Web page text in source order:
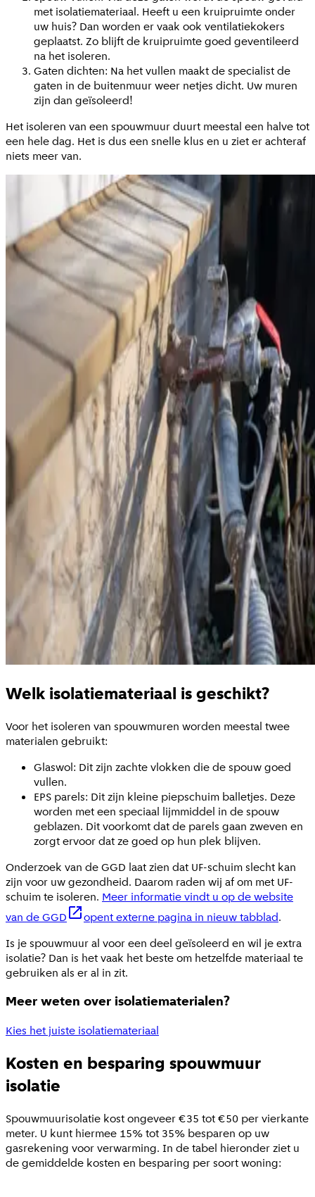
met isolatiemateriaal. Heeft u een kruipruimte onder
uw huis? Dan worden er vaak ook ventilatiekokers
geplaatst. Zo blijft de kruipruimte goed geventileerd
na het isoleren.
Gaten dichten: Na het vullen maakt de specialist de
gaten in de buitenmuur weer netjes dicht. Uw muren
zijn dan geïsoleerd!
Het isoleren van een spouwmuur duurt meestal een halve tot
een hele dag. Het is dus een snelle klus en u ziet er achteraf
niets meer van.
Welk isolatiemateriaal is geschikt?
Voor het isoleren van spouwmuren worden meestal twee
materialen gebruikt:
Glaswol: Dit zijn zachte vlokken die de spouw goed
vullen.
EPS parels: Dit zijn kleine piepschuim balletjes. Deze
worden met een speciaal lijmmiddel in de spouw
geblazen. Dit voorkomt dat de parels gaan zweven en
zorgt ervoor dat ze goed op hun plek blijven.
Onderzoek van de GGD laat zien dat UF-schuim slecht kan
zijn voor uw gezondheid. Daarom raden wij af om met UF-
schuim te isoleren. Meer informatie vindt u op de website
van de GGD
opent externe pagina in nieuw tabblad.
Is je spouwmuur al voor een deel geïsoleerd en wil je extra
isolatie? Dan is het vaak het beste om hetzelfde materiaal te
gebruiken als er al in zit.
Meer weten over isolatiematerialen?
Kies het juiste isolatiemateriaal
Kosten en besparing spouwmuur
isolatie
Spouwmuurisolatie kost ongeveer €35 tot €50 per vierkante
meter. U kunt hiermee 15% tot 35% besparen op uw
gasrekening voor verwarming. In de tabel hieronder ziet u
de gemiddelde kosten en besparing per soort woning: